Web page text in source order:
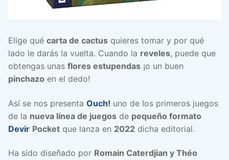
Elige qué carta de cactus quieres tomar y por qué
lado le darás la vuelta. Cuando la reveles, puede que
obtengas unas flores estupendas ¡o un buen
pinchazo en el dedo!
Así se nos presenta Ouch! uno de los primeros juegos
de la nueva línea de juegos de pequeño formato
Devir Pocket que lanza en 2022 dicha editorial.
Ha sido diseñado por Romain Caterdjian y Théo